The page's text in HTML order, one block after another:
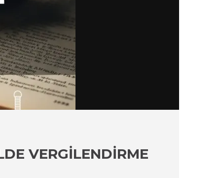
VERGILENDIRME